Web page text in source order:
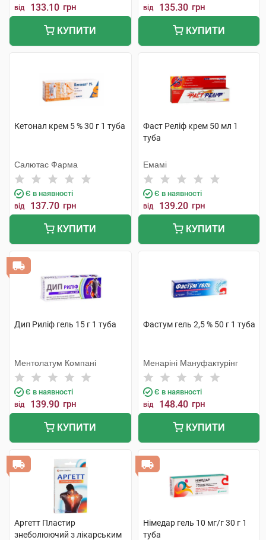
від 133.10 грн
КУПИТИ
від 135.30 грн
КУПИТИ
Кетонал крем 5 % 30 г 1 туба
Салютас Фарма
Є в наявності
від 137.70 грн
КУПИТИ
Фаст Реліф крем 50 мл 1
туба
Емамі
Є в наявності
від 139.20 грн
КУПИТИ
Дип Риліф гель 15 г 1 туба
Ментолатум Компані
Є в наявності
від 139.90 грн
КУПИТИ
Фастум гель 2,5 % 50 г 1 туба
Менаріні Мануфактурінг
Є в наявності
від 148.40 грн
КУПИТИ
Аргетт Пластир
знеболюючий з лікарським
Німедар гель 10 мг/г 30 г 1
туба